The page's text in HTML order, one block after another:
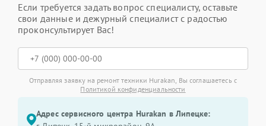
Если требуется задать вопрос специалисту, оставьте
свои данные и дежурный специалист с радостью
проконсультирует Вас!
Отправляя заявку на ремонт техники Hurakan, Вы соглашаетесь с
Политикой конфиденциальности
Адрес сервисного центра Hurakan в Липецке: